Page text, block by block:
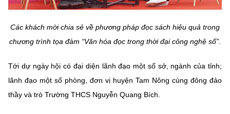
Tin tổng hợp
Bưu chính, Viễn thông
Sở hữu trí tuệ
Năng lượng nguyên tử
Ảnh
Nhiệm vụ trọng tâm
Các khách mời chia sẻ về phương pháp đọc sách hiệu quả trong
chương trình tọa đàm “Văn hóa đọc trong thời đại công nghệ số”.
Tới dự ngày hội có đại diện lãnh đạo một số sở, ngành của tỉnh;
lãnh đạo một số phòng, đơn vị huyện Tam Nông cùng đông đảo
thầy và trò Trường THCS Nguyễn Quang Bích.